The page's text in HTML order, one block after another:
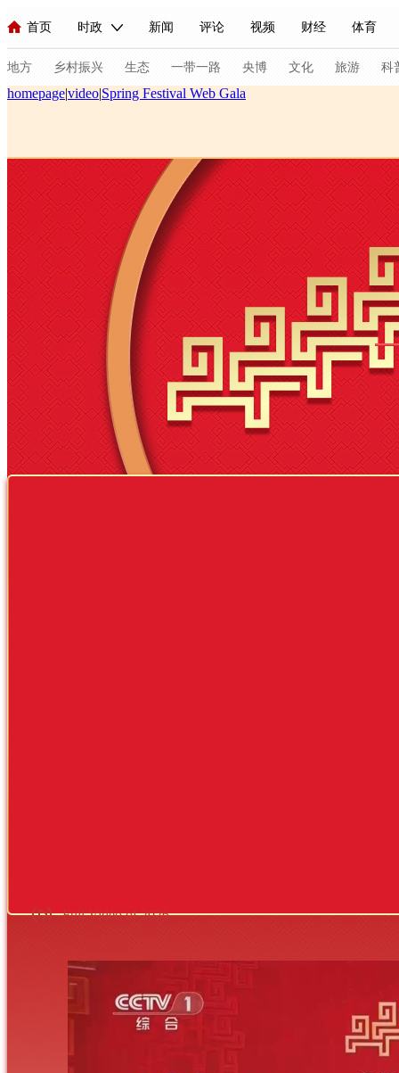
首页 时政 新闻 评论 视频 财经 体育
人民领袖习近平 联播+ 中国领导人 央视快评 习式妙语
直播 栏目大全 节目单 听音 微视频 主持人
海外频道 iPanda English Монгол
地方 乡村振兴 生态 一带一路 央博 文化 旅游 科
新闻 国内 国际 评论 经济 军事 科技
人民领袖习近平 联播+ 热解读 天天学习 习式妙语
视频 小央视频 小央直播 直播中国 熊猫频道
现场 前线 比划 快看 蓝海中国 新兵请入列
体育 竞猜 2026年世界杯 2026年冬奥会
VIP会员 CCTV奥林匹克频道 生活体育大会 体育江湖
财经 教育 乡村振兴 生态环境 一带一路 央博
大国智造 大国展会 大国保险 云顶对话 云起
homepage|video|Spring Festival Web Gala
Full Video of 2026